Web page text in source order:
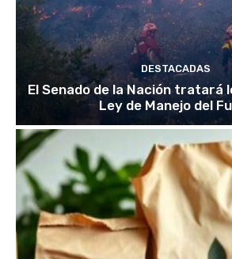
DESTACADAS
El Senado de la Nación tratará
Ley de Manejo del